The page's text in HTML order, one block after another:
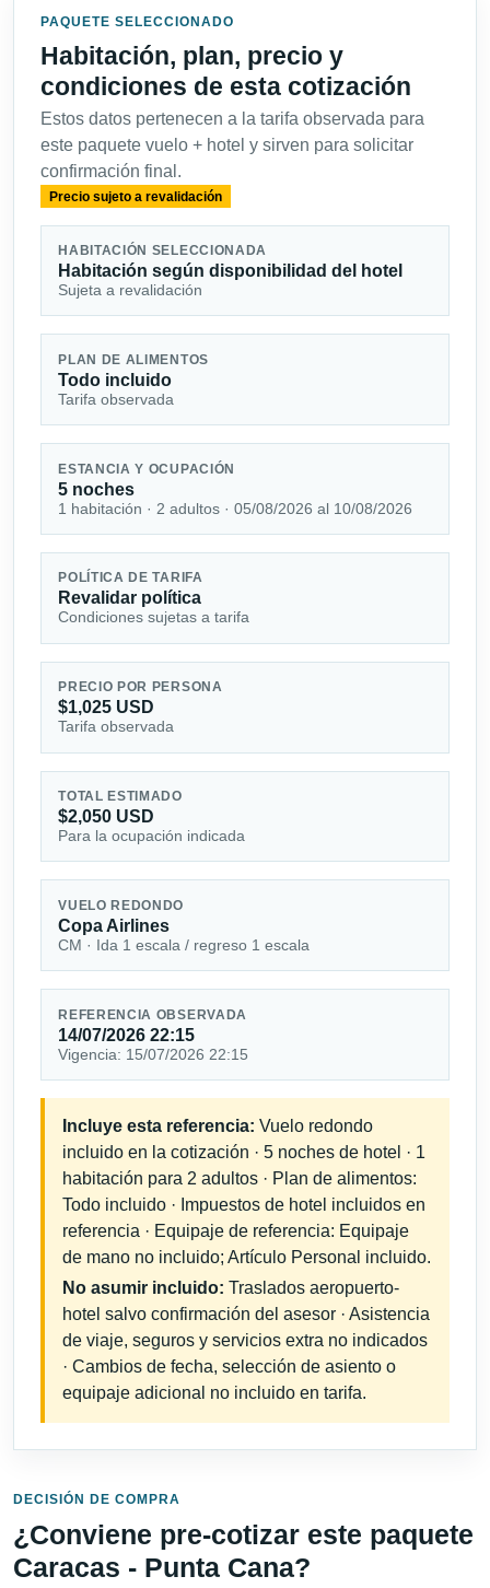
PAQUETE SELECCIONADO
Habitación, plan, precio y
condiciones de esta cotización
Estos datos pertenecen a la tarifa observada para
este paquete vuelo + hotel y sirven para solicitar
confirmación final.
Precio sujeto a revalidación
HABITACIÓN SELECCIONADA
Habitación según disponibilidad del hotel
Sujeta a revalidación
PLAN DE ALIMENTOS
Todo incluido
Tarifa observada
ESTANCIA Y OCUPACIÓN
5 noches
1 habitación · 2 adultos · 05/08/2026 al 10/08/2026
POLÍTICA DE TARIFA
Revalidar política
Condiciones sujetas a tarifa
PRECIO POR PERSONA
$1,025 USD
Tarifa observada
TOTAL ESTIMADO
$2,050 USD
Para la ocupación indicada
VUELO REDONDO
Copa Airlines
CM · Ida 1 escala / regreso 1 escala
REFERENCIA OBSERVADA
14/07/2026 22:15
Vigencia: 15/07/2026 22:15
Incluye esta referencia: Vuelo redondo
incluido en la cotización · 5 noches de hotel · 1
habitación para 2 adultos · Plan de alimentos:
Todo incluido · Impuestos de hotel incluidos en
referencia · Equipaje de referencia: Equipaje
de mano no incluido; Artículo Personal incluido.
No asumir incluido: Traslados aeropuerto-
hotel salvo confirmación del asesor · Asistencia
de viaje, seguros y servicios extra no indicados
· Cambios de fecha, selección de asiento o
equipaje adicional no incluido en tarifa.
DECISIÓN DE COMPRA
¿Conviene pre-cotizar este paquete
Caracas - Punta Cana?